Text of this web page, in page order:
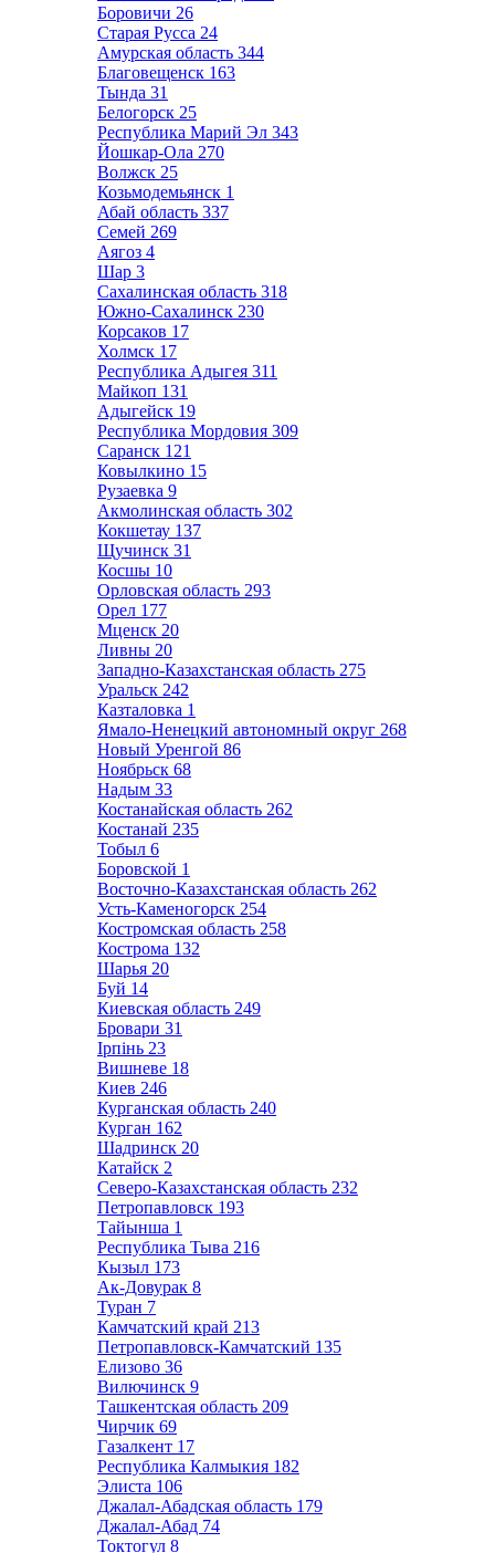
Боровичи 26
Старая Русса 24
Амурская область 344
Благовещенск 163
Тында 31
Белогорск 25
Республика Марий Эл 343
Йошкар-Ола 270
Волжск 25
Козьмодемьянск 1
Абай область 337
Семей 269
Аягоз 4
Шар 3
Сахалинская область 318
Южно-Сахалинск 230
Корсаков 17
Холмск 17
Республика Адыгея 311
Майкоп 131
Адыгейск 19
Республика Мордовия 309
Саранск 121
Ковылкино 15
Рузаевка 9
Акмолинская область 302
Кокшетау 137
Щучинск 31
Косшы 10
Орловская область 293
Орел 177
Мценск 20
Ливны 20
Западно-Казахстанская область 275
Уральск 242
Казталовка 1
Ямало-Ненецкий автономный округ 268
Новый Уренгой 86
Ноябрьск 68
Надым 33
Костанайская область 262
Костанай 235
Тобыл 6
Боровской 1
Восточно-Казахстанская область 262
Усть-Каменогорск 254
Костромская область 258
Кострома 132
Шарья 20
Буй 14
Киевская область 249
Бровари 31
Ірпінь 23
Вишневе 18
Киев 246
Курганская область 240
Курган 162
Шадринск 20
Катайск 2
Северо-Казахстанская область 232
Петропавловск 193
Тайынша 1
Республика Тыва 216
Кызыл 173
Ак-Довурак 8
Туран 7
Камчатский край 213
Петропавловск-Камчатский 135
Елизово 36
Вилючинск 9
Ташкентская область 209
Чирчик 69
Газалкент 17
Республика Калмыкия 182
Элиста 106
Джалал-Абадская область 179
Джалал-Абад 74
Токтогул 8